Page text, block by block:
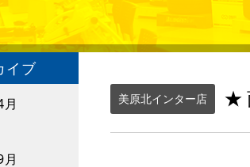
イブ
美原北インター店 ★